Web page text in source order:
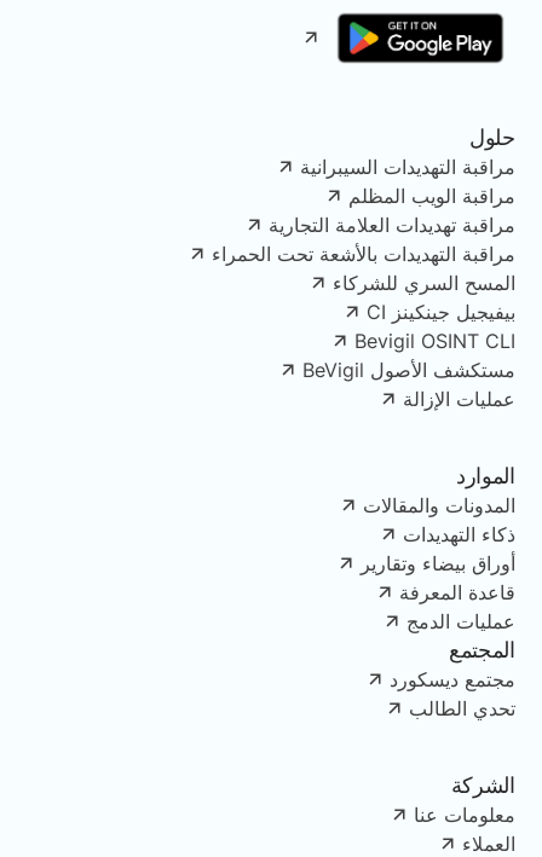
حلول
مراقبة التهديدات السيبرانية
مراقبة الويب المظلم
مراقبة تهديدات العلامة التجارية
مراقبة التهديدات بالأشعة تحت الحمراء
المسح السري للشركاء
بيفيجيل جينكينز CI
Bevigil OSINT CLI
مستكشف الأصول BeVigil
عمليات الإزالة
الموارد
المدونات والمقالات
ذكاء التهديدات
أوراق بيضاء وتقارير
قاعدة المعرفة
عمليات الدمج
المجتمع
مجتمع ديسكورد
تحدي الطالب
الشركة
معلومات عنا
العملاء